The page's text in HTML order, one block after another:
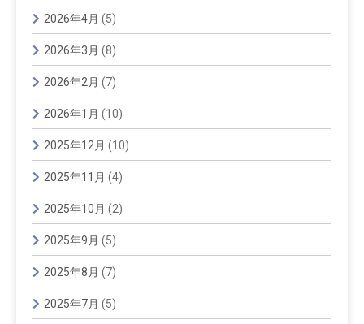
2026年4月 (5)
2026年3月 (8)
2026年2月 (7)
2026年1月 (10)
2025年12月 (10)
2025年11月 (4)
2025年10月 (2)
2025年9月 (5)
2025年8月 (7)
2025年7月 (5)